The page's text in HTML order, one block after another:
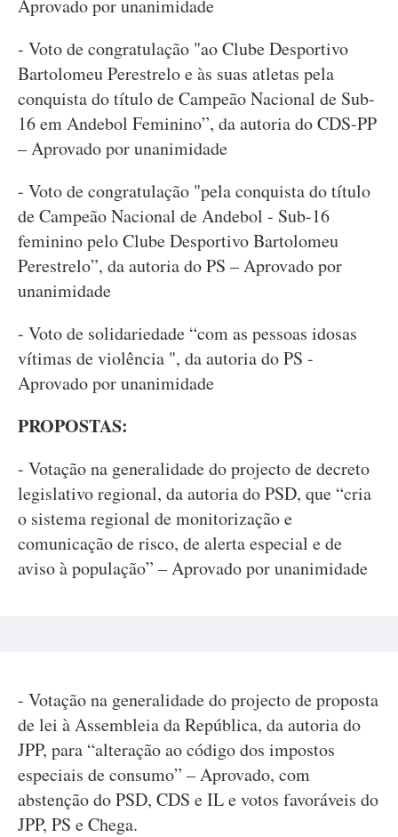
Aprovado por unanimidade
- Voto de congratulação "ao Clube Desportivo
Bartolomeu Perestrelo e às suas atletas pela
conquista do título de Campeão Nacional de Sub-
16 em Andebol Feminino”, da autoria do CDS-PP
– Aprovado por unanimidade
- Voto de congratulação "pela conquista do título
de Campeão Nacional de Andebol - Sub-16
feminino pelo Clube Desportivo Bartolomeu
Perestrelo”, da autoria do PS – Aprovado por
unanimidade
- Voto de solidariedade “com as pessoas idosas
vítimas de violência ", da autoria do PS -
Aprovado por unanimidade
PROPOSTAS:
- Votação na generalidade do projecto de decreto
legislativo regional, da autoria do PSD, que “cria
o sistema regional de monitorização e
comunicação de risco, de alerta especial e de
aviso à população” – Aprovado por unanimidade
- Votação na generalidade do projecto de proposta
de lei à Assembleia da República, da autoria do
JPP, para “alteração ao código dos impostos
especiais de consumo” – Aprovado, com
abstenção do PSD, CDS e IL e votos favoráveis do
JPP, PS e Chega.